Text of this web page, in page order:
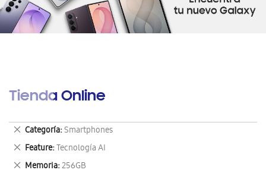
Tienda Online
Categoría Smartphones
Eliminar
este
artículo
Feature Tecnología AI
Eliminar
este
Memoria 256GB
Eliminar